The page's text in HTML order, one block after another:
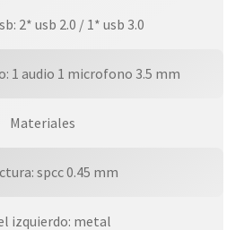
2* usb 2.0 / 1* usb 3.0
1 audio 1 microfono 3.5 mm
Materiales
spcc 0.45 mm
izquierdo: metal